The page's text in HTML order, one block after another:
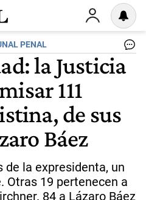
PENAL
la Justicia
111
de sus
Báez
de la expresidenta, un
Otras 19 pertenecen a
84 a Lázaro Báez